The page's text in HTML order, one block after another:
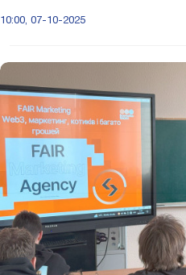
10:00, 07-10-2025